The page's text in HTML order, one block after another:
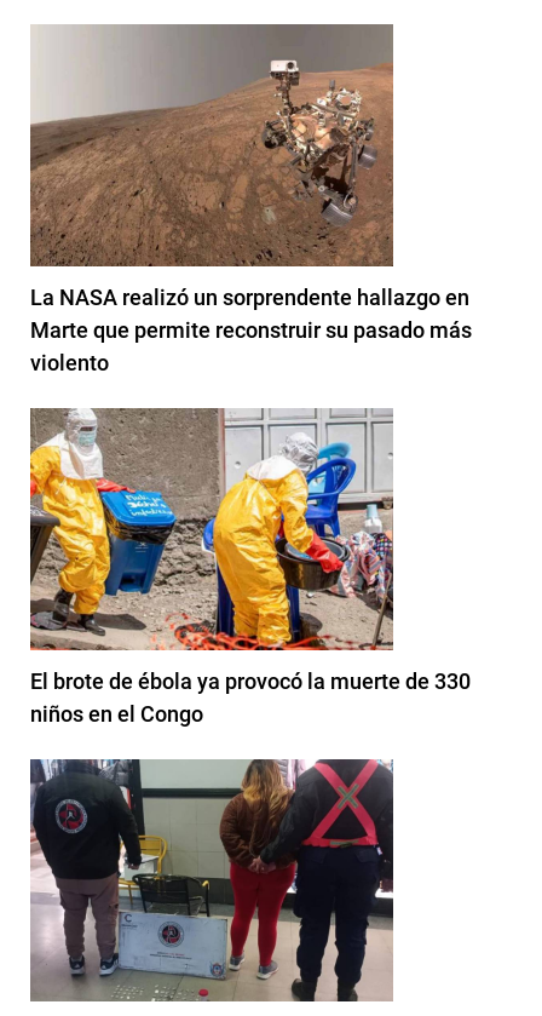
La NASA realizó un sorprendente hallazgo en
Marte que permite reconstruir su pasado más
violento
El brote de ébola ya provocó la muerte de 330
niños en el Congo